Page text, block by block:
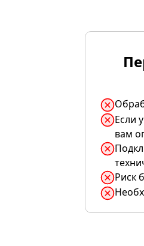
Если
вам
Риск